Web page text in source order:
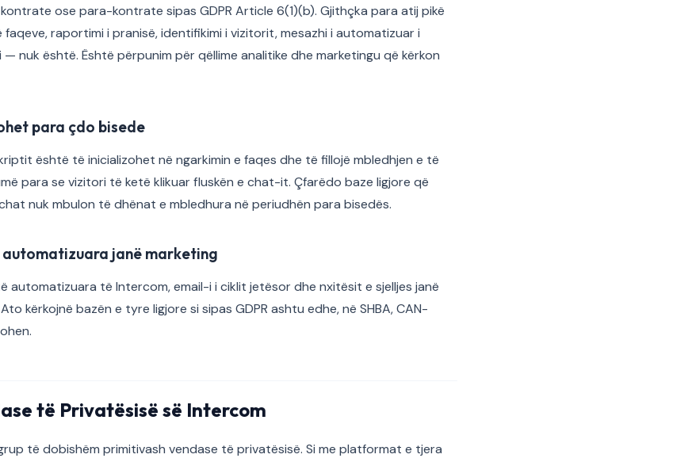
ose para-kontrate sipas GDPR Article 6(1)(b). Gjithçka para atij pikë
faqeve, raportimi i pranisë, identifikimi i vizitorit, mesazhi i automatizuar i
nuk është. Është përpunim për qëllime analitike dhe marketingu që kërkon
para çdo bisede
është të inicializohet në ngarkimin e faqes dhe të fillojë mbledhjen e të
para se vizitori të ketë klikuar fluskën e chat-it. Çfarëdo baze ligjore që
nuk mbulon të dhënat e mbledhura në periudhën para bisedës.
janë marketing
automatizuara të Intercom, email-i i ciklit jetësor dhe nxitësit e sjelljes janë
kërkojnë bazën e tyre ligjore si sipas GDPR ashtu edhe, në SHBA, CAN-
të Privatësisë së Intercom
të dobishëm primitivash vendase të privatësisë. Si me platformat e tjera